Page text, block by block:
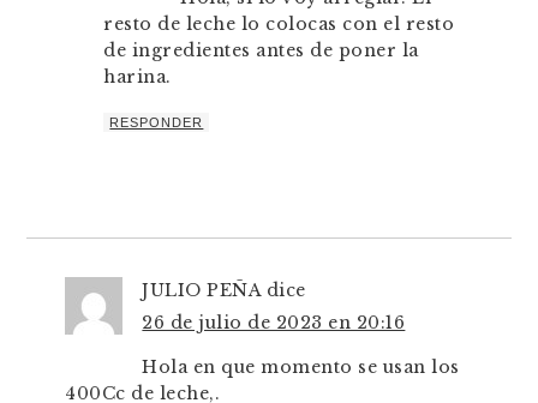
resto de leche lo colocas con el resto
de ingredientes antes de poner la
harina.
RESPONDER
JULIO PEÑA dice
26 de julio de 2023 en 20:16
Hola en que momento se usan los
400Cc de leche,.